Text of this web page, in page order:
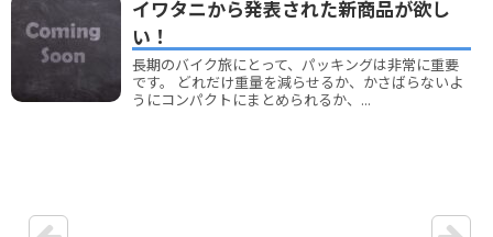
イワタニから発表された新商品が欲し
い！
長期のバイク旅にとって、パッキングは非常に重要
です。 どれだけ重量を減らせるか、かさばらないよ
うにコンパクトにまとめられるか、...